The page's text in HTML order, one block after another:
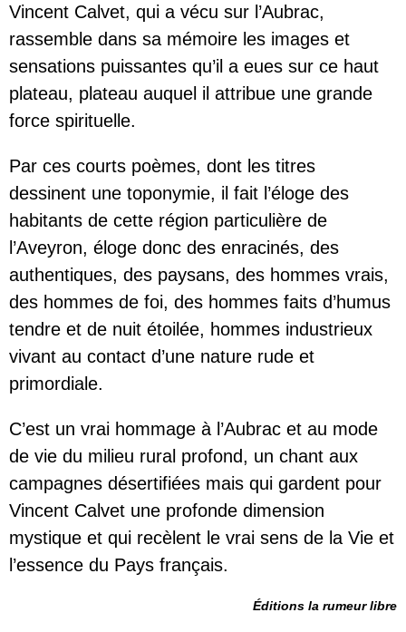
Vincent Calvet, qui a vécu sur l’Aubrac,
rassemble dans sa mémoire les images et
sensations puissantes qu’il a eues sur ce haut
plateau, plateau auquel il attribue une grande
force spirituelle.
Par ces courts poèmes, dont les titres
dessinent une toponymie, il fait l’éloge des
habitants de cette région particulière de
l’Aveyron, éloge donc des enracinés, des
authentiques, des paysans, des hommes vrais,
des hommes de foi, des hommes faits d’humus
tendre et de nuit étoilée, hommes industrieux
vivant au contact d’une nature rude et
primordiale.
C’est un vrai hommage à l’Aubrac et au mode
de vie du milieu rural profond, un chant aux
campagnes désertifiées mais qui gardent pour
Vincent Calvet une profonde dimension
mystique et qui recèlent le vrai sens de la Vie et
l’essence du Pays français.
Éditions la rumeur libre